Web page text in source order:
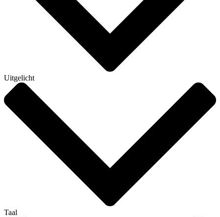
Uitgelicht
Taal